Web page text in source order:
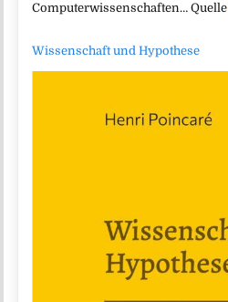
Computerwissenschaften… Quelle
Wissenschaft und Hypothese